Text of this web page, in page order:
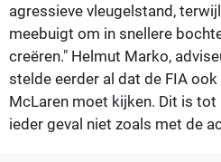
agressieve vleugelstand,
meebuigt om in snellere
creëren." Helmut Marko,
stelde eerder al dat de FIA
McLaren moet kijken. Dit is tot
ieder geval niet zoals met de